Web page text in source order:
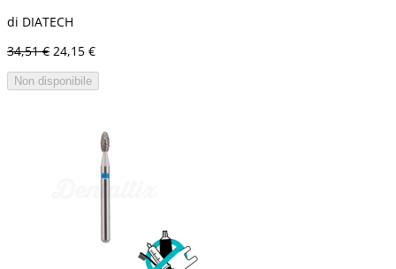
di DIATECH
34,51 € 24,15 €
Non disponibile